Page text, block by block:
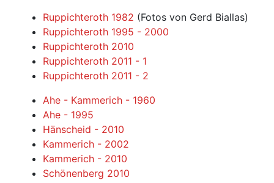
Ruppichteroth 1982 (Fotos von Gerd Biallas)
Ruppichteroth 1995 - 2000
Ruppichteroth 2010
Ruppichteroth 2011 - 1
Ruppichteroth 2011 - 2
Ahe - Kammerich - 1960
Ahe - 1995
Hänscheid - 2010
Kammerich - 2002
Kammerich - 2010
Schönenberg 2010